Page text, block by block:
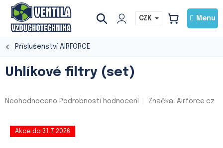
Přejít
obsah
CZK
NÁKUPNÍ
Příslušenství AIRFORCE
Uhlíkové filtry (set)
Průměrné
0,0
Neohodnoceno Podrobnosti hodnocení Značka: Airforce.cz
Akce do 31.7.2026